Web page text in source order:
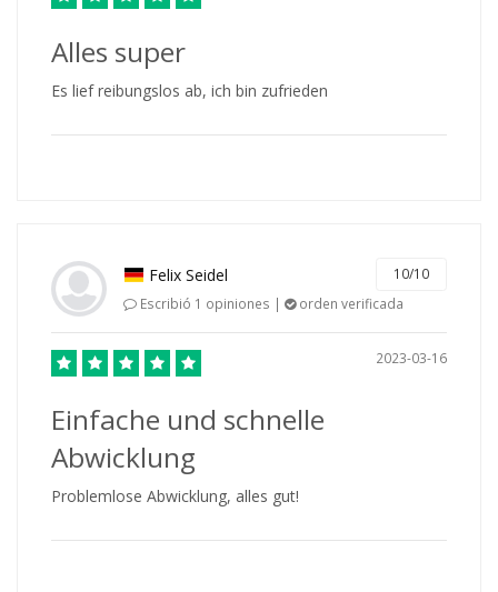
Alles super
Es lief reibungslos ab, ich bin zufrieden
Felix Seidel
10/10
Escribió 1 opiniones |
orden verificada
2023-03-16
Einfache und schnelle
Abwicklung
Problemlose Abwicklung, alles gut!